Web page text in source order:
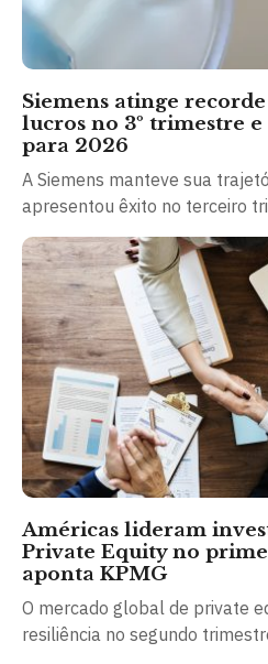
Siemens atinge
lucros no 3º trimestre
para 2026
A Siemens manteve sua
apresentou êxito no terceiro
Américas lideram
Private Equity no
aponta KPMG
O mercado global de private
resiliência no segundo